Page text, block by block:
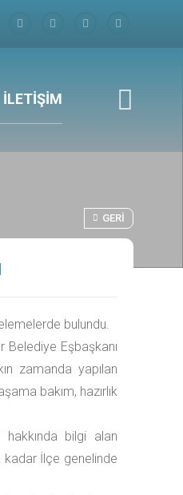
İLETİŞİM
GERI
bulundu.
Belediye Eşbaşkanı
zamanda yapılan
bakım, hazırlık
bilgi alan
kadar İlçe genelinde